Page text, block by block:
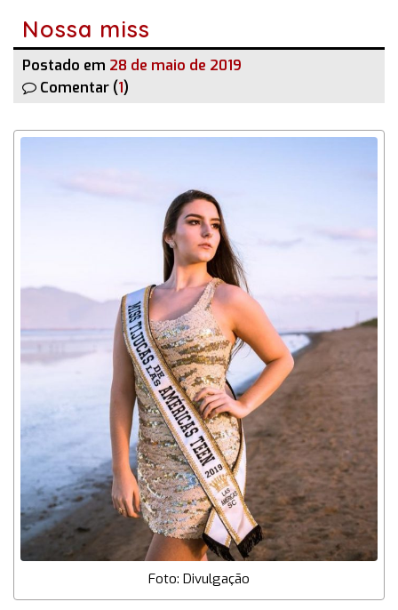
Nossa miss
Postado em 28 de maio de 2019
Comentar (1)
Foto: Divulgação